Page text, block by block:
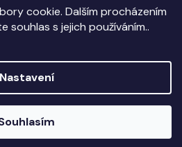
cookie. Dalším procházením
s jejich používáním..
Nastavení
na prodejně i e-shopu!
obratem!
. Všechna práva vyhrazena.